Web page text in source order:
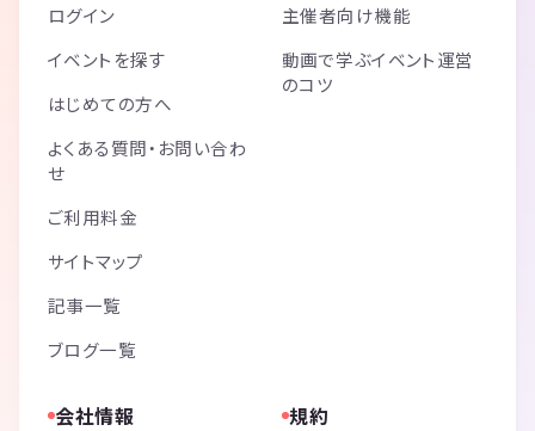
ログイン
イベントを探す
はじめての方へ
よくある質問・お問い合わ
せ
ご利用料金
サイトマップ
記事一覧
ブログ一覧
主催者向け機能
動画で学ぶイベント運営
のコツ
会社情報 規約